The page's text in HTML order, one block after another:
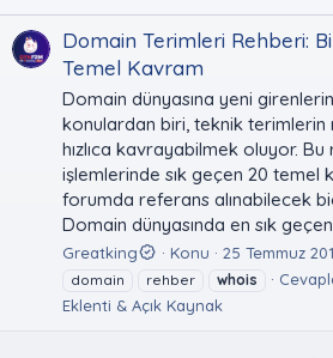
Domain Terimleri Rehberi:
Temel Kavram
Domain dünyasına yeni
konulardan biri, teknik terimlerin
hızlıca kavrayabilmek oluyor.
işlemlerinde sık geçen 20 temel
forumda referans alınabilecek
Domain dünyasında en sık
Greatking Konu 25 Temmuz
domain
rehber whois
Eklenti & Açık Kaynak